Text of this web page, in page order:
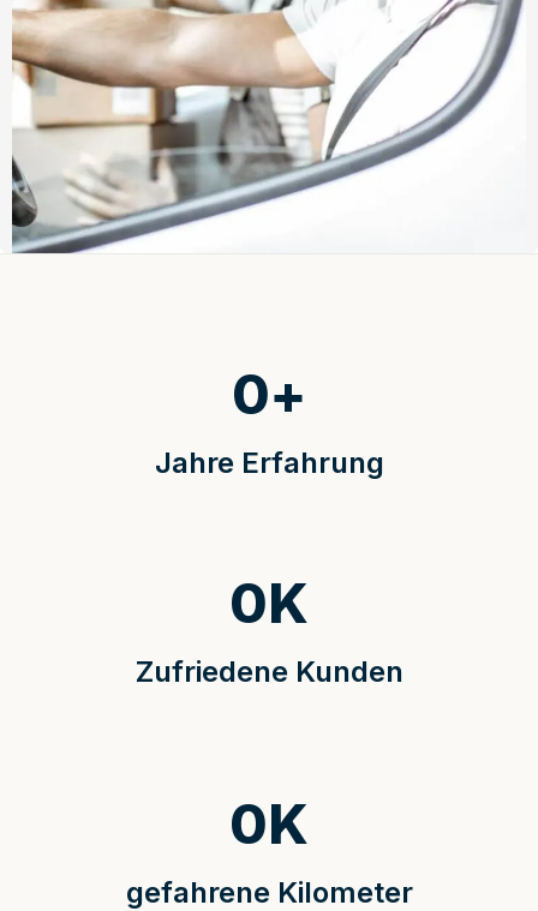
Jahre Erfahrung
0+
Zufriedene Kunden
0K
gefahrene Kilometer
0K